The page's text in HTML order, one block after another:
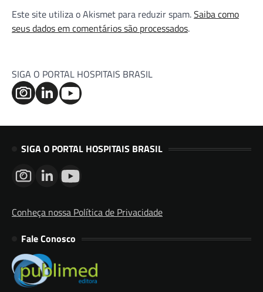
Este site utiliza o Akismet para reduzir spam.Saiba como
seus dados em comentários são processados.
SIGA O PORTAL HOSPITAIS BRASIL
SIGA O PORTAL HOSPITAIS BRASIL
Conheça nossa Política de Privacidade
Fale Conosco